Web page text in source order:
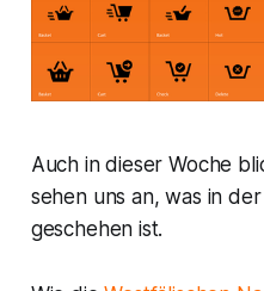
Auch in dieser Woche
sehen uns an, was in
geschehen ist.